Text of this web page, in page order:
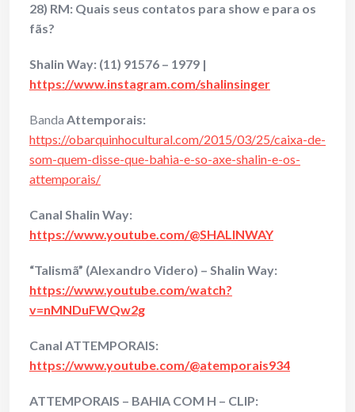
28) RM: Quais seus contatos para show e para os
fãs?
Shalin Way: (11) 91576 – 1979 |
https://www.instagram.com/shalinsinger
Banda Attemporais:
https://obarquinhocultural.com/2015/03/25/caixa-de-
som-quem-disse-que-bahia-e-so-axe-shalin-e-os-
attemporais/
Canal Shalin Way:
https://www.youtube.com/@SHALINWAY
“Talismã” (Alexandro Videro) – Shalin Way:
https://www.youtube.com/watch?
v=nMNDuFWQw2g
Canal ATTEMPORAIS:
https://www.youtube.com/@atemporais934
ATTEMPORAIS – BAHIA COM H – CLIP: